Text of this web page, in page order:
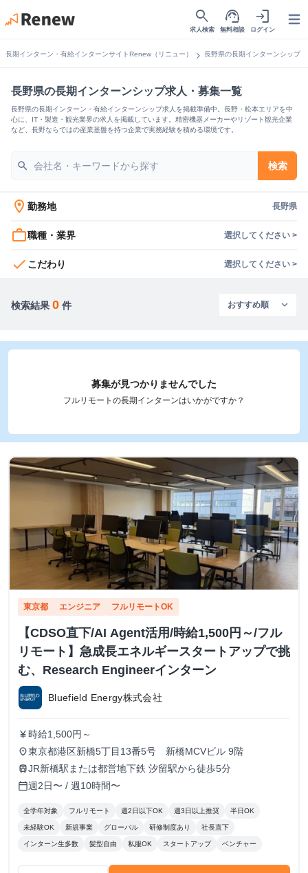
search
求人検索
support_agent
無料相談
login
ログイン
長期インターン・有給インターンサイトRenew（リニュー） chevron_right 長野県の長期インターンシップ
長野県の長期インターンシップ求人・募集一覧
長野県の長期インターン・有給インターンシップ求人を掲載準備中。長野・松本エリアを中
心に、IT・製造・観光業界の求人を掲載しています。精密機器メーカーやリゾート観光企業
など、長野ならではの産業基盤を持つ企業で実務経験を積める環境です。
search 検索
location_on 勤務地 長野県
work_outline職種・業界 選択してください >
check こだわり 選択してください >
検索結果 0 件
募集が見つかりませんでした
フルリモートの長期インターンはいかがですか？
東京都 エンジニア フルリモートOK
【CDSO直下/AI Agent活用/時給1,500円～/フル
リモート】急成長エネルギースタートアップで挑
む、Research Engineerインターン
Bluefield Energy株式会社
currency_yen 時給1,500円～
place東京都港区新橋5丁目13番5号 新橋MCVビル 9階
trainJR新橋駅または都営地下鉄 汐留駅から徒歩5分
calendar_today週2日〜 / 週10時間〜
全学年対象 フルリモート 週2日以下OK 週3日以上推奨 半日OK
未経験OK 新規事業 グローバル 研修制度あり 社長直下
インターン生多数 髪型自由 私服OK スタートアップ ベンチャー